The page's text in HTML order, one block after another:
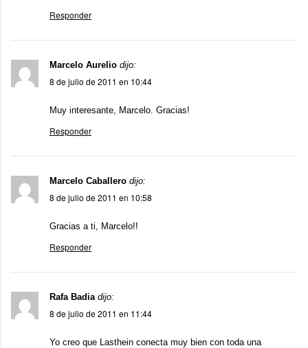
Responder
Marcelo Aurelio dijo:
8 de julio de 2011 en 10:44
Muy interesante, Marcelo. Gracias!
Responder
Marcelo Caballero dijo:
8 de julio de 2011 en 10:58
Gracias a ti, Marcelo!!
Responder
Rafa Badia dijo:
8 de julio de 2011 en 11:44
Yo creo que Lasthein conecta muy bien con toda una